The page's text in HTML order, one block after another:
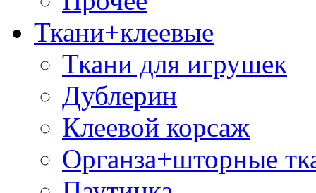
Ткани+клеевые
Ткани для игрушек
Дублерин
Клеевой корсаж
Органза+шторные